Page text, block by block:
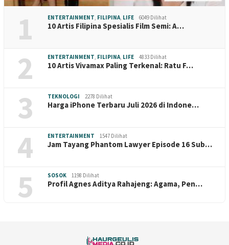
1 ENTERTAINMENT, FILIPINA, LIFE 6049 Dilihat
10 Artis Filipina Spesialis Film Semi: A…
2 ENTERTAINMENT, FILIPINA, LIFE 4833 Dilihat
10 Artis Vivamax Paling Terkenal: Ratu F…
3 TEKNOLOGI 2278 Dilihat
Harga iPhone Terbaru Juli 2026 di Indone…
4 ENTERTAINMENT 1547 Dilihat
Jam Tayang Phantom Lawyer Episode 16 Sub…
5 SOSOK 1198 Dilihat
Profil Agnes Aditya Rahajeng: Agama, Pen…